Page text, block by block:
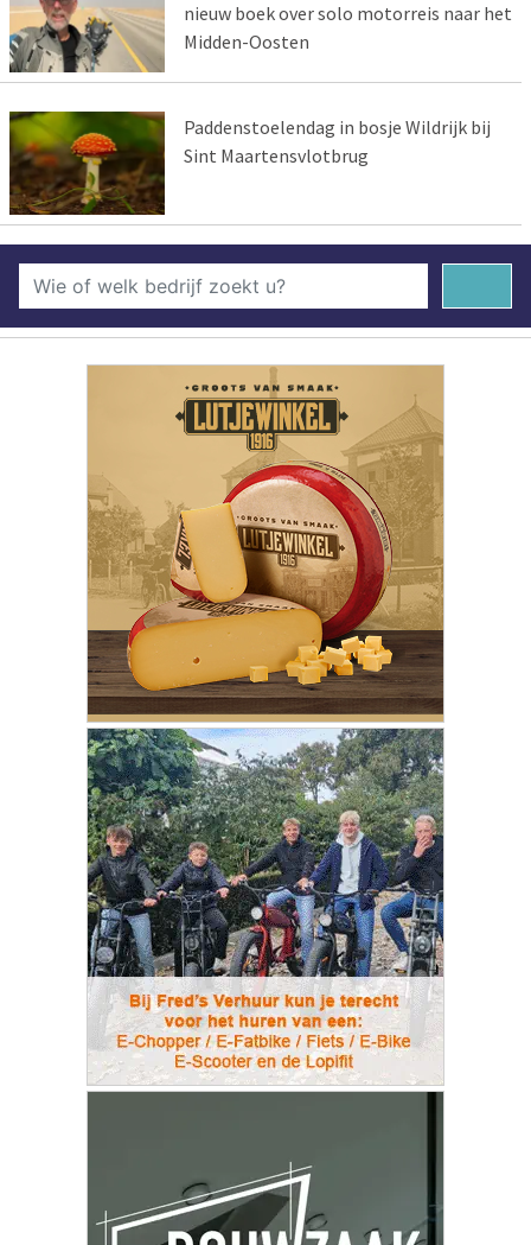
nieuw boek over solo motorreis naar het
Midden-Oosten
Paddenstoelendag in bosje Wildrijk bij
Sint Maartensvlotbrug